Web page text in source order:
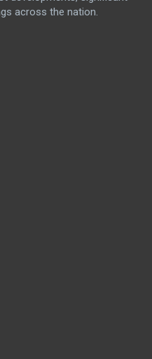
across the nation.